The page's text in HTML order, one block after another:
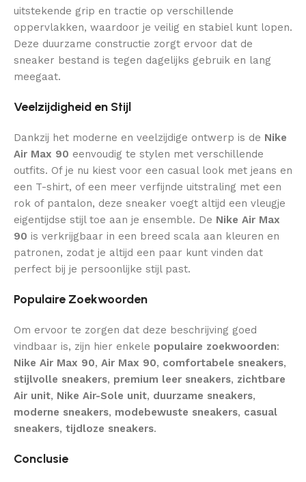
uitstekende grip en tractie op verschillende
oppervlakken, waardoor je veilig en stabiel kunt lopen.
Deze duurzame constructie zorgt ervoor dat de
sneaker bestand is tegen dagelijks gebruik en lang
meegaat.
Veelzijdigheid en Stijl
Dankzij het moderne en veelzijdige ontwerp is de Nike
Air Max 90 eenvoudig te stylen met verschillende
outfits. Of je nu kiest voor een casual look met jeans en
een T-shirt, of een meer verfijnde uitstraling met een
rok of pantalon, deze sneaker voegt altijd een vleugje
eigentijdse stijl toe aan je ensemble. De Nike Air Max
90 is verkrijgbaar in een breed scala aan kleuren en
patronen, zodat je altijd een paar kunt vinden dat
perfect bij je persoonlijke stijl past.
Populaire Zoekwoorden
Om ervoor te zorgen dat deze beschrijving goed
vindbaar is, zijn hier enkele populaire zoekwoorden:
Nike Air Max 90, Air Max 90, comfortabele sneakers,
stijlvolle sneakers, premium leer sneakers, zichtbare
Air unit, Nike Air-Sole unit, duurzame sneakers,
moderne sneakers, modebewuste sneakers, casual
sneakers, tijdloze sneakers.
Conclusie